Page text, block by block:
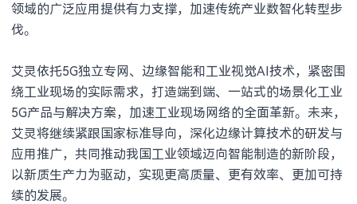
领域的广泛应用提供有力支撑，加速传统产业数智化转型步
伐。
艾灵依托5G独立专网、边缘智能和工业视觉AI技术，紧密围
绕工业现场的实际需求，打造端到端、一站式的场景化工业
5G产品与解决方案，加速工业现场网络的全面革新。未来，
艾灵将继续紧跟国家标准导向，深化边缘计算技术的研发与
应用推广，共同推动我国工业领域迈向智能制造的新阶段，
以新质生产力为驱动，实现更高质量、更有效率、更加可持
续的发展。